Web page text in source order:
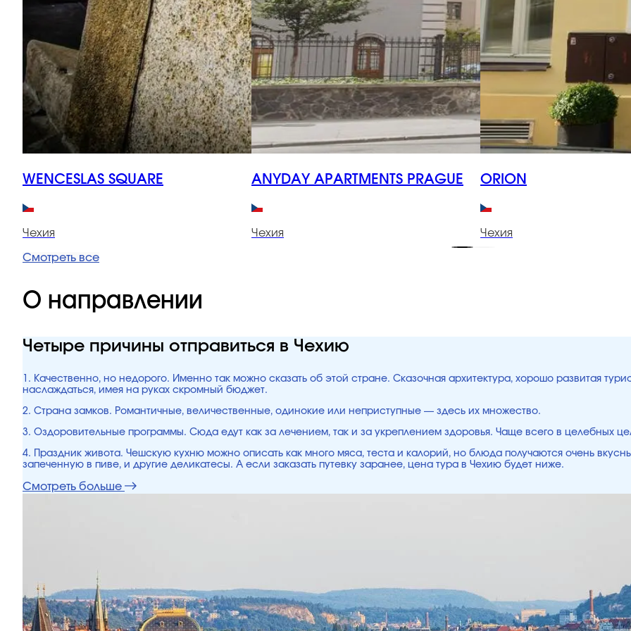
WENCESLAS SQUARE
Чехия
ANYDAY APARTMENTS PRAGUE
Чехия
ORION
Чехия
Смотреть все
О направлении
Четыре причины отправиться в Чехию
1. Качественно, но недорого. Именно так можно сказать об этой стране. Сказочная архитектура, хорошо развитая
наслаждаться, имея на руках скромный бюджет.
2. Страна замков. Романтичные, величественные, одинокие или неприступные — здесь их множество.
3. Оздоровительные программы. Сюда едут как за лечением, так и за укреплением здоровья. Чаще всего в целебных
4. Праздник живота. Чешскую кухню можно описать как много мяса, теста и калорий, но блюда получаются очень
запеченную в пиве, и другие деликатесы. А если заказать путевку заранее, цена тура в Чехию будет ниже.
Смотреть больше